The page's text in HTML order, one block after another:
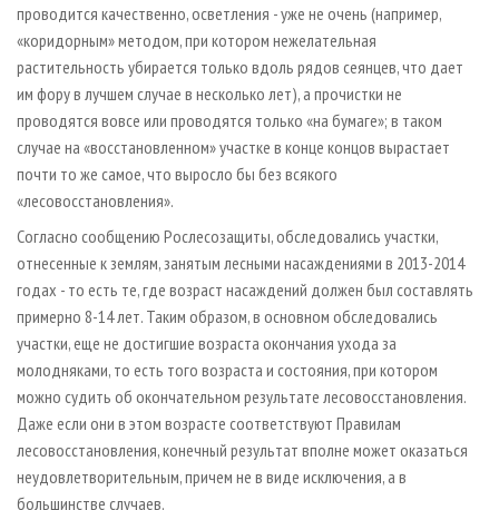
проводится качественно, осветления - уже не очень (например,
«коридорным» методом, при котором нежелательная
растительность убирается только вдоль рядов сеянцев, что дает
им фору в лучшем случае в несколько лет), а прочистки не
проводятся вовсе или проводятся только «на бумаге»; в таком
случае на «восстановленном» участке в конце концов вырастает
почти то же самое, что выросло бы без всякого
«лесовосстановления».
Согласно сообщению Рослесозащиты, обследовались участки,
отнесенные к землям, занятым лесными насаждениями в 2013-2014
годах - то есть те, где возраст насаждений должен был составлять
примерно 8-14 лет. Таким образом, в основном обследовались
участки, еще не достигшие возраста окончания ухода за
молодняками, то есть того возраста и состояния, при котором
можно судить об окончательном результате лесовосстановления.
Даже если они в этом возрасте соответствуют Правилам
лесовосстановления, конечный результат вполне может оказаться
неудовлетворительным, причем не в виде исключения, а в
большинстве случаев.